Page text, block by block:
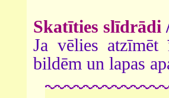
Skatīties slīdrādi
Ja vēlies atzīmēt
bildēm un lapas